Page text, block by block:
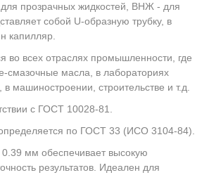
прозрачных жидкостей, ВНЖ - для
собой U-образную трубку, в
капилляр.
во всех отраслях промышленности, где
смазочные масла, в лабораториях
машиностроении, строительстве и т.д.
с ГОСТ 10028-81.
определяется по ГОСТ 33 (ИСО 3104-84).
0.39 мм обеспечивает высокую
результатов. Идеален для